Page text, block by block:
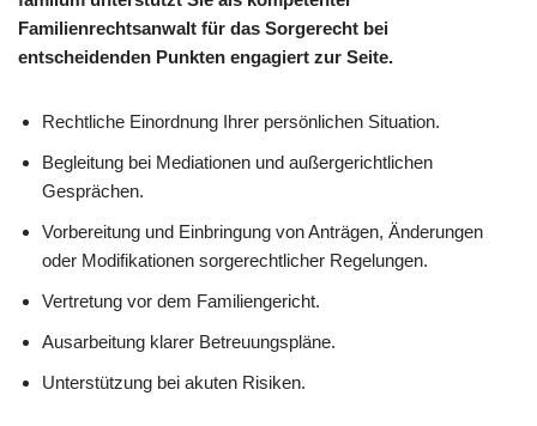
Familienrechtsanwalt für das Sorgerecht bei
entscheidenden Punkten engagiert zur Seite.
Rechtliche Einordnung Ihrer persönlichen Situation.
Begleitung bei Mediationen und außergerichtlichen
Gesprächen.
Vorbereitung und Einbringung von Anträgen, Änderungen
oder Modifikationen sorgerechtlicher Regelungen.
Vertretung vor dem Familiengericht.
Ausarbeitung klarer Betreuungspläne.
Unterstützung bei akuten Risiken.